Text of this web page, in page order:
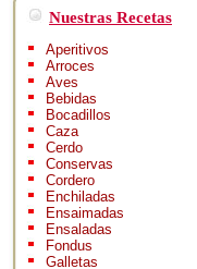
Nuestras Recetas
Aperitivos
Arroces
Aves
Bebidas
Bocadillos
Caza
Cerdo
Conservas
Cordero
Enchiladas
Ensaimadas
Ensaladas
Fondus
Galletas